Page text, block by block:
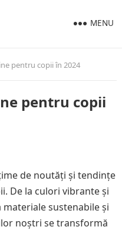
MENU
pentru copii în 2024
pentru copii
de noutăți și tendințe
De la culori vibrante și
sustenabile și
noștri se transformă